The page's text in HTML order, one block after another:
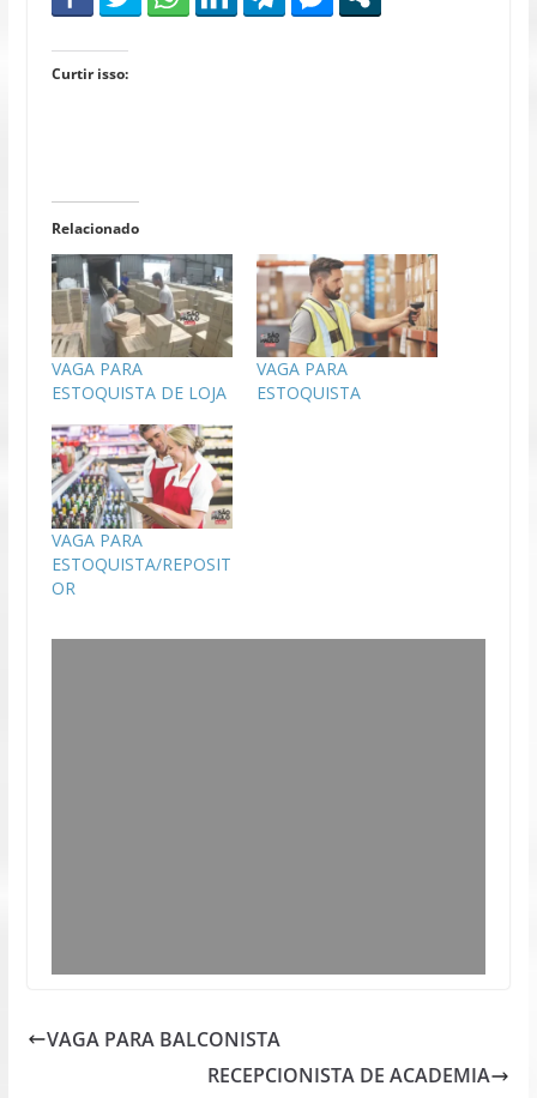
Curtir isso:
Relacionado
VAGA PARA
ESTOQUISTA DE LOJA
VAGA PARA
ESTOQUISTA
VAGA PARA
ESTOQUISTA/REPOSIT
OR
VAGA PARA BALCONISTA
RECEPCIONISTA DE ACADEMIA